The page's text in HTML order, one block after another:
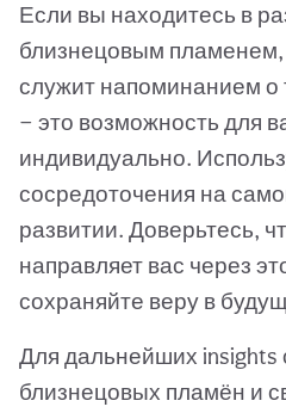
Если вы находитесь в
близнецовым пламенем,
служит напоминанием о
— это возможность для
индивидуально.
сосредоточения на
развитии. Доверьтесь,
направляет вас через
сохраняйте веру в
Для дальнейших insights
близнецовых пламён и